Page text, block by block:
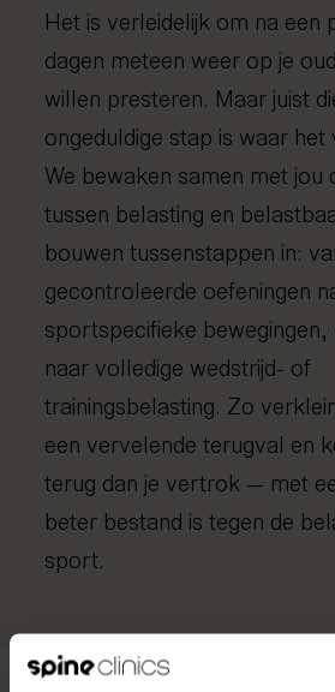
Het is verleidelijk om na een
dagen meteen weer op je
willen presteren. Maar juist
ongeduldige stap is waar het
We bewaken samen met jou
tussen belasting en
bouwen tussenstappen in:
gecontroleerde oefeningen
sportspecifieke bewegingen,
naar volledige wedstrijd- of
trainingsbelasting. Zo
een vervelende terugval en
terug dan je vertrok — met
beter bestand is tegen de
sport.